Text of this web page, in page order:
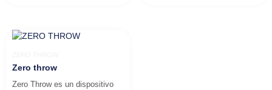
Zero throw
Zero Throw es un dispositivo